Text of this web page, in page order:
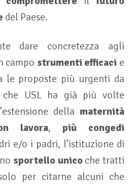
del Paese.
dare concretezza agli
campo strumenti efficaci e
le proposte più urgenti da
che USL ha già più volte
della maternità
lavora, più congedi
e/o i padri, l’istituzione di
sportello unicoche tratti
per citarne alcuni che